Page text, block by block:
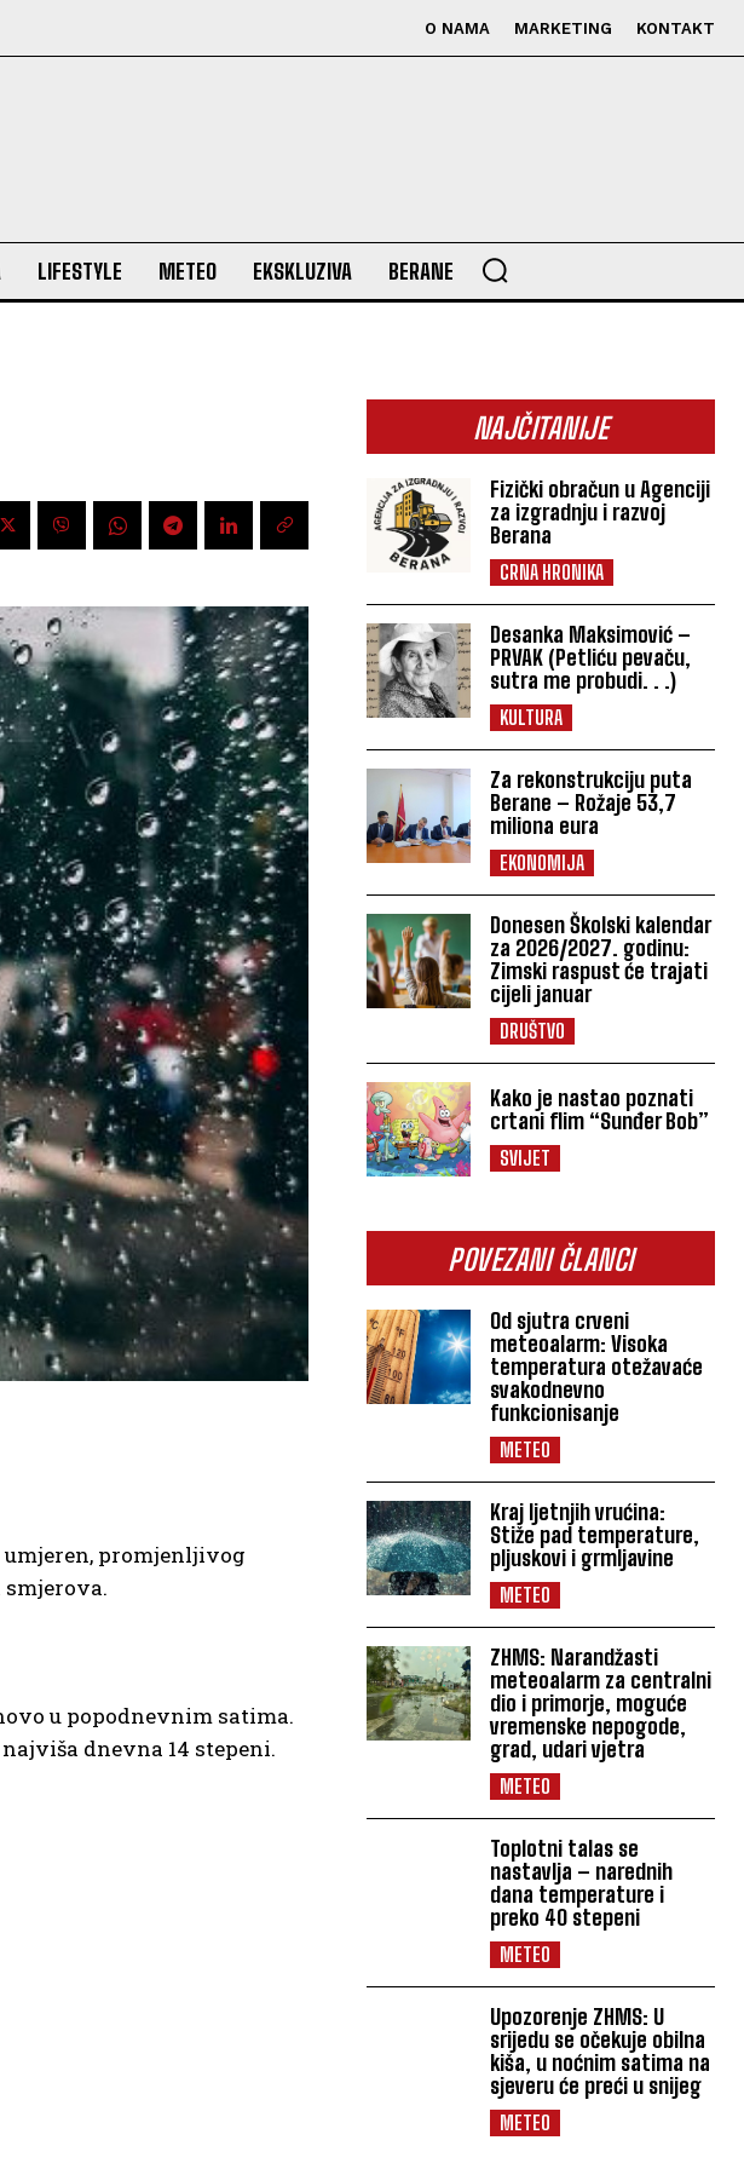
O NAMA MARKETING KONTAKT
LIFESTYLE METEO EKSKLUZIVA BERANE
NAJČITANIJE
Fizički obračun u Agenciji
za izgradnju i razvoj
Berana
CRNA HRONIKA
Desanka Maksimović –
PRVAK (Petliću pevaču,
sutra me probudi. . .)
KULTURA
Za rekonstrukciju puta
Berane – Rožaje 53,7
miliona eura
EKONOMIJA
Donesen Školski kalendar
za 2026/2027. godinu:
Zimski raspust će trajati
cijeli januar
DRUŠTVO
Kako je nastao poznati
crtani flim “Sunđer Bob”
SVIJET
POVEZANI ČLANCI
Od sjutra crveni
meteoalarm: Visoka
temperatura otežavaće
svakodnevno
funkcionisanje
METEO
Kraj ljetnjih vrućina:
Stiže pad temperature,
pljuskovi i grmljavine
METEO
ZHMS: Narandžasti
meteoalarm za centralni
dio i primorje, moguće
vremenske nepogode,
grad, udari vjetra
METEO
Toplotni talas se
nastavlja – narednih
dana temperature i
preko 40 stepeni
METEO
Upozorenje ZHMS: U
srijedu se očekuje obilna
kiša, u noćnim satima na
sjeveru će preći u snijeg
METEO
umjeren, promjenljivog
u popodnevnim satima.
dnevna 14 stepeni.